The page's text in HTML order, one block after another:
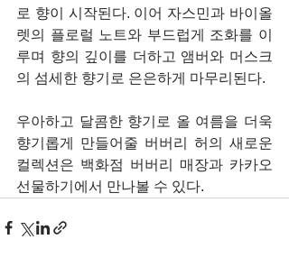
로 향이 시작된다. 이어 자스민과 바이올
렛의 플로럴 노트와 부드럽게 조화를 이
루며 향의 깊이를 더하고 앰버와 머스크
의 섬세한 향기로 은은하게 마무리된다.
우아하고 달콤한 향기로 올 여름을 더욱
향기롭게 만들어줄 버버리 허의 새로운
컬렉션은 백화점 버버리 매장과 카카오
선물하기에서 만나볼 수 있다.